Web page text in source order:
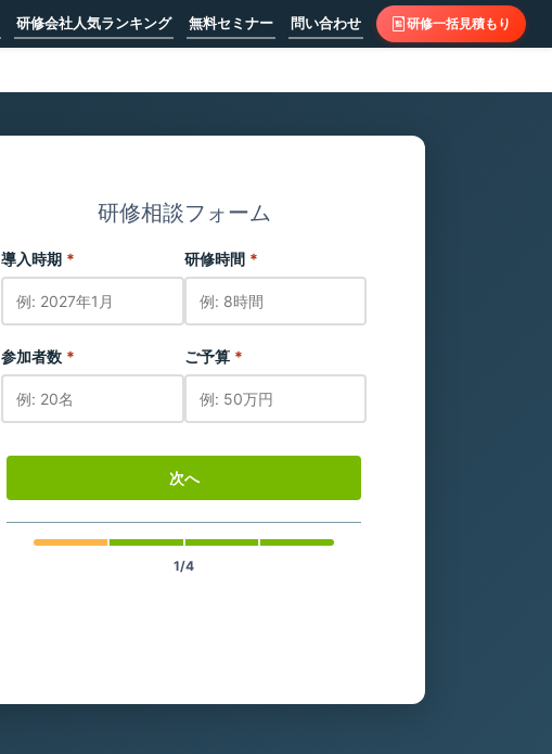
研修会社人気ランキング 無料セミナー 問い合わせ 研修一括見積もり
研修相談フォーム
導入時期 * 研修時間 *
参加者数 * ご予算 *
次へ
1/4